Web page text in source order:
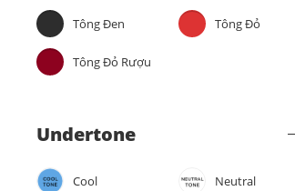
Tông Đen Tông Đỏ
Tông Đỏ Rượu
Undertone
Cool Neutral